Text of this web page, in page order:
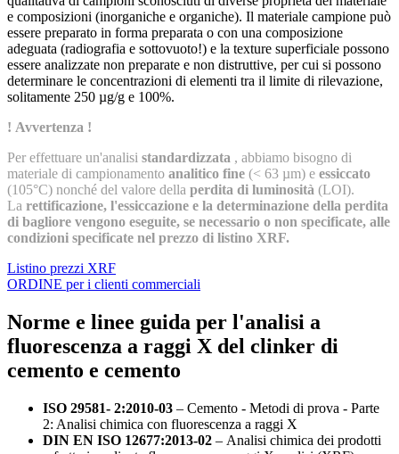
e composizioni (inorganiche e organiche). Il materiale campione può
essere preparato in forma preparata o con una composizione
adeguata (radiografia e sottovuoto!) e la texture superficiale possono
essere analizzate non preparate e non distruttive, per cui si possono
determinare le concentrazioni di elementi tra il limite di rilevazione,
solitamente 250 µg/g e 100%.
! Avvertenza !
Per effettuare un'analisi standardizzata , abbiamo bisogno di
materiale di campionamento analitico fine (< 63 µm) e essiccato
(105°C) nonché del valore della perdita di luminosità (LOI).
La rettificazione, l'essiccazione e la determinazione della perdita
di bagliore vengono eseguite, se necessario o non specificate, alle
condizioni specificate nel prezzo di listino XRF.
Listino prezzi XRF
ORDINE per i clienti commerciali
Norme e linee guida per l'analisi a
fluorescenza a raggi X del clinker di
cemento e cemento
ISO 29581- 2:2010-03 – Cemento - Metodi di prova - Parte
2: Analisi chimica con fluorescenza a raggi X
DIN EN ISO 12677:2013-02 – Analisi chimica dei prodotti